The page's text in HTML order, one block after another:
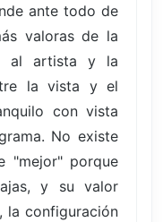
ante todo de
valoras de la
al artista y la
la vista y el
con vista
No existe
"mejor" porque
y su valor
la configuración